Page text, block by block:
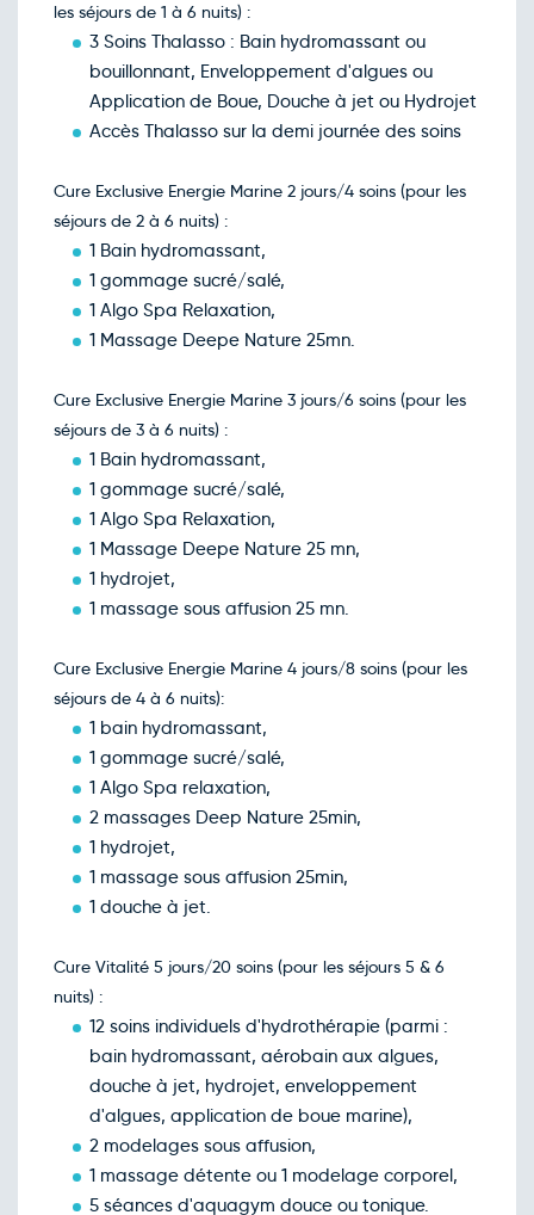
les séjours de 1 à 6 nuits) :
3 Soins Thalasso : Bain hydromassant ou
bouillonnant, Enveloppement d'algues ou
Application de Boue, Douche à jet ou Hydrojet
Accès Thalasso sur la demi journée des soins
Cure Exclusive Energie Marine 2 jours/4 soins (pour les
séjours de 2 à 6 nuits) :
1 Bain hydromassant,
1 gommage sucré/salé,
1 Algo Spa Relaxation,
1 Massage Deepe Nature 25mn.
Cure Exclusive Energie Marine 3 jours/6 soins (pour les
séjours de 3 à 6 nuits) :
1 Bain hydromassant,
1 gommage sucré/salé,
1 Algo Spa Relaxation,
1 Massage Deepe Nature 25 mn,
1 hydrojet,
1 massage sous affusion 25 mn.
Cure Exclusive Energie Marine 4 jours/8 soins (pour les
séjours de 4 à 6 nuits):
1 bain hydromassant,
1 gommage sucré/salé,
1 Algo Spa relaxation,
2 massages Deep Nature 25min,
1 hydrojet,
1 massage sous affusion 25min,
1 douche à jet.
Cure Vitalité 5 jours/20 soins (pour les séjours 5 & 6
nuits) :
12 soins individuels d'hydrothérapie (parmi :
bain hydromassant, aérobain aux algues,
douche à jet, hydrojet, enveloppement
d'algues, application de boue marine),
2 modelages sous affusion,
1 massage détente ou 1 modelage corporel,
5 séances d'aquagym douce ou tonique.